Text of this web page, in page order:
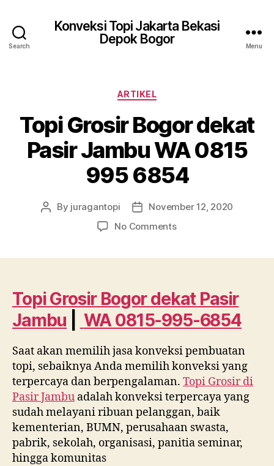
Search
Konveksi Topi Jakarta Bekasi
Depok Bogor
Menu
Categories
ARTIKEL
Topi Grosir Bogor dekat
Pasir Jambu WA 0815
995 6854
Post
By juragantopi
PostNovember 12, 2020
No Commentson
Pasir
Jambu
WA
995
6854
Topi Grosir Bogor dekat Pasir
Jambu
WA 0815-995-6854
Saat akan memilih jasa konveksi pembuatan
topi, sebaiknya Anda memilih konveksi yang
terpercaya dan berpengalaman. Topi Grosir di
Pasir Jambu adalah konveksi terpercaya yang
sudah melayani ribuan pelanggan, baik
kementerian, BUMN, perusahaan swasta,
pabrik, sekolah, organisasi, panitia seminar,
hingga komunitas